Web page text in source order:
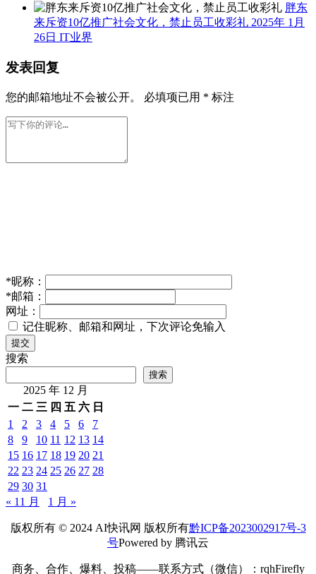
胖东
来斥资10亿推广社会文化，禁止员工收彩礼 2025年 1月
26日 IT业界
发表回复
您的邮箱地址不会被公开。 必填项已用 * 标注
*昵称：
*邮箱：
网址：
记住昵称、邮箱和网址，下次评论免输入
提交
搜索
搜索
2025 年 12 月
一 二 三 四 五 六 日
1
2 3 4 5 6
7
8
9 10 11 12 13 14
15 16 17 18 19 20 21
22 23 24 25 26 27 28
29 30 31
« 11 月
1 月 »
版权所有 © 2024 AI快讯网 版权所有黔ICP备2023002917号-3
号Powered by 腾讯云
商务、合作、爆料、投稿——联系方式（微信）：rqhFirefly